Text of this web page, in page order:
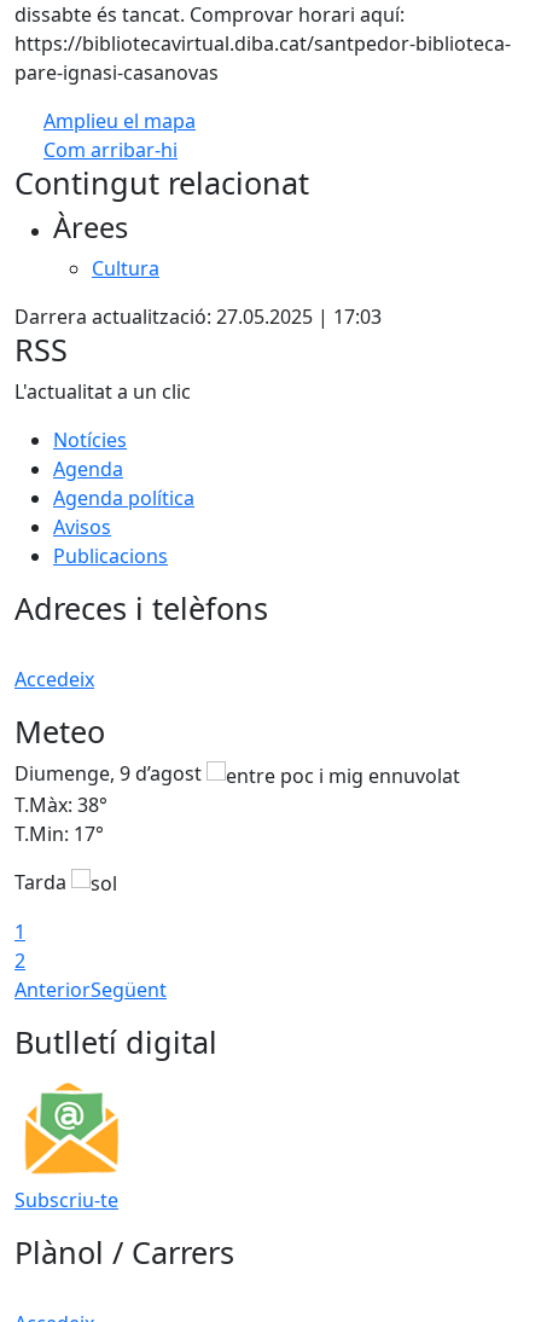
dissabte és tancat. Comprovar horari aquí:
https://bibliotecavirtual.diba.cat/santpedor-biblioteca-
pare-ignasi-casanovas
Amplieu el mapa
Com arribar-hi
+
−
Contingut relacionat
Àrees
Cultura
Darrera actualització: 27.05.2025 | 17:03
RSS
L'actualitat a un clic
Notícies
Agenda
Agenda política
Avisos
Publicacions
Adreces i telèfons
Accedeix
Meteo
Diumenge, 9 d’agost
T.Màx: 38°
T.Min: 17°
Tarda
1
2
AnteriorSegüent
Butlletí digital
Subscriu-te
Plànol / Carrers